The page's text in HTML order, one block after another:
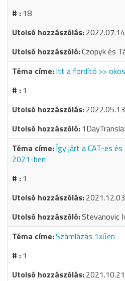
18
Czopyk és
Itt a fordító >>
1
Így járt a CAT-es
2021-ben
1
Stevanovic
Számlázás 1xűen
1